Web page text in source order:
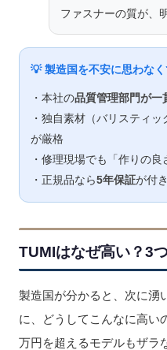
ファスナーの質が、
💡 製造国を不安に思わな
・本社の品質管理部門が一
・独自素材（バリスティ
が厳格
・修理現場でも「作りの
・正規品なら5年保証が付
TUMIはなぜ高い？3
製造国が分かると、次に湧
に、どうしてこんなに高い
万円を超えるモデルもザラ